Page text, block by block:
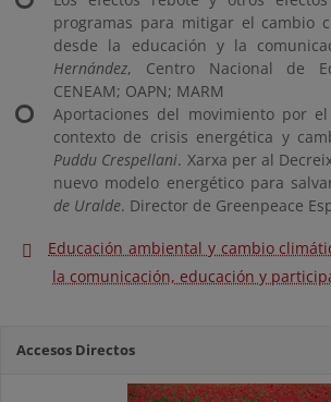
programas para mitigar el cambio
desde la educación y la
Hernández, Centro Nacional de
CENEAM; OAPN; MARM
Aportaciones del movimiento por
contexto de crisis energética y
Puddu Crespellani. Xarxa per al
nuevo modelo energético para
de Uralde. Director de Greenpeace
Educación ambiental y cambio
la comunicación, educación y
Accesos Directos